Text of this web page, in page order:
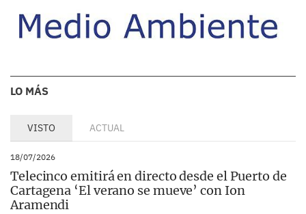
LO MÁS
VISTO ACTUAL
18/07/2026
Telecinco emitirá en directo desde el Puerto de
Cartagena ‘El verano se mueve’ con Ion
Aramendi